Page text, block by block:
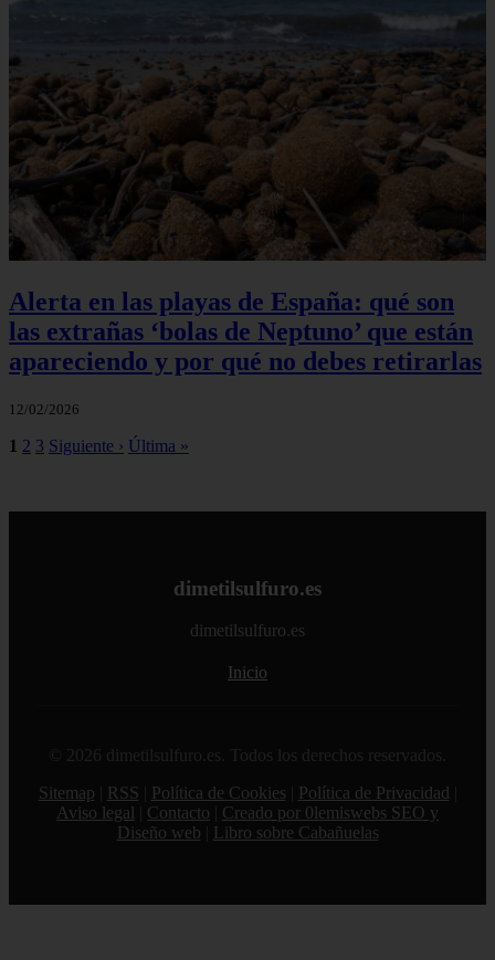
Alerta en las playas de España: qué son
las extrañas ‘bolas de Neptuno’ que están
apareciendo y por qué no debes retirarlas
12/02/2026
1 2 3 Siguiente › Última »
dimetilsulfuro.es
dimetilsulfuro.es
Inicio
© 2026 dimetilsulfuro.es. Todos los derechos reservados.
Sitemap
RSS Política de Cookies Política de Privacidad
Aviso legal
Contacto
Creado por 0lemiswebs SEO y
Diseño web
Libro sobre Cabañuelas